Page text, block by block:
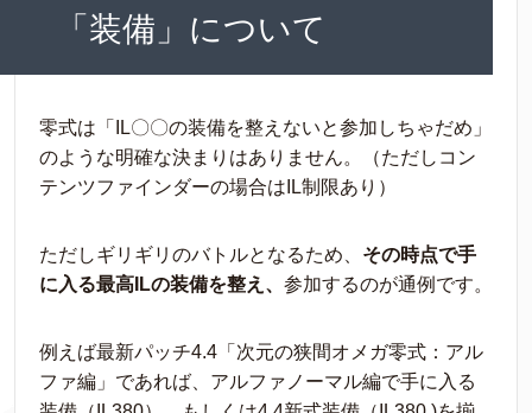
「装備」について
零式は「IL〇〇の装備を整えないと参加しちゃだめ」
のような明確な決まりはありません。（ただしコン
テンツファインダーの場合はIL制限あり）
ただしギリギリのバトルとなるため、 その時点で手
に入る最高ILの装備を整え、 参加するのが通例です。
例えば最新パッチ4.4「次元の狭間オメガ零式：アル
ファ編」であれば、アルファノーマル編で手に入る